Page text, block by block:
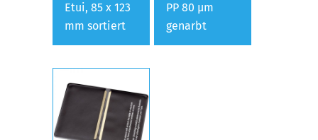
Etui, 85 x 123
mm sortiert
PP 80 µm
genarbt